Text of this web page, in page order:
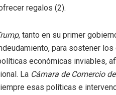
regalos (2).
, tanto en su primer
para sostener
económicas inviables,
La Cámara de Comercio
esas políticas e